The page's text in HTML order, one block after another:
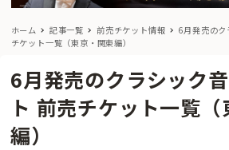
ホーム 記事一覧 前売チケット情報
6月発売の
チケット一覧（東京・関東編）
6月発売のクラシック
ト 前売チケット一覧
編）